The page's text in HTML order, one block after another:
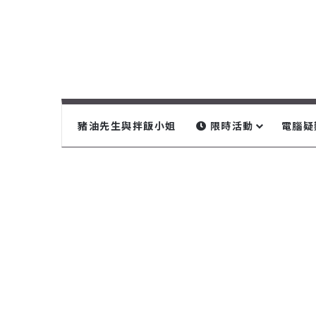
豬油先生與拌飯小姐 限時活動 電腦